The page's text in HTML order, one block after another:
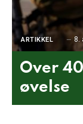
ARTIKKEL 8.
Over
øvelse